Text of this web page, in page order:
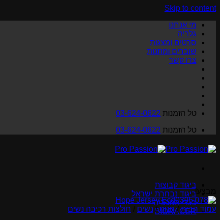
Skip to content
מי אנחנו
גלריה
סרטים ומצגות
שוברים ומתנות
צרו קשר
טל הזמנות 03-624-0622
טל הזמנות 03-624-0622
ביגוד קבוצות
ביגוד נבחרת ישראל
בגדי המכביה
BIORACER
מבצע!
עמוד הבית / חנות / נשים חולצות רכיבה נשים